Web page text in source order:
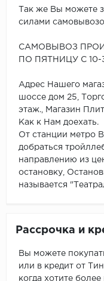
Так же Вы можете
силами
САМОВЫВОЗ
ПО ПЯТНИЦУ С
Адрес Нашего
шоссе дом 25,
этаж., Магазин
Как к Нам доехать.
От станции метро
добраться
направлению из
остановку,
называется
Рассрочка и
Вы можете
или в кредит от
когда хотите